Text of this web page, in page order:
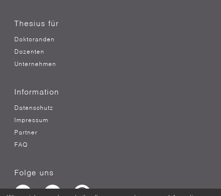
Thesius für
Doktoranden
Dozenten
Unternehmen
Information
Datenschutz
Impressum
Partner
FAQ
Folge uns